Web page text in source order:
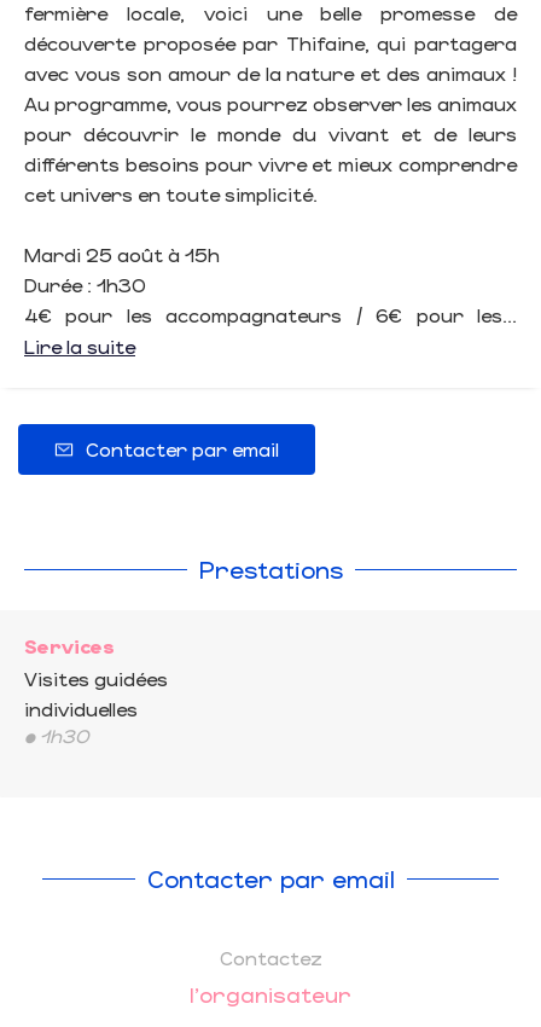
fermière locale, voici une belle promesse de
découverte proposée par Thifaine, qui partagera
avec vous son amour de la nature et des animaux !
Au programme, vous pourrez observer les animaux
pour découvrir le monde du vivant et de leurs
différents besoins pour vivre et mieux comprendre
cet univers en toute simplicité.
Mardi 25 août à 15h
Durée : 1h30
4€ pour les accompagnateurs / 6€ pour les...
Lire la suite
Contacter par email
Prestations
Services
Visites guidées
individuelles
• 1h30
Contacter par email
Contactez
l'organisateur